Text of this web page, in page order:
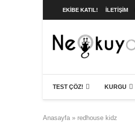
EKIBE KATIL! İLETIŞIM
TEST ÇÖZ! KURGU
Anasayfa » redhouse kidz